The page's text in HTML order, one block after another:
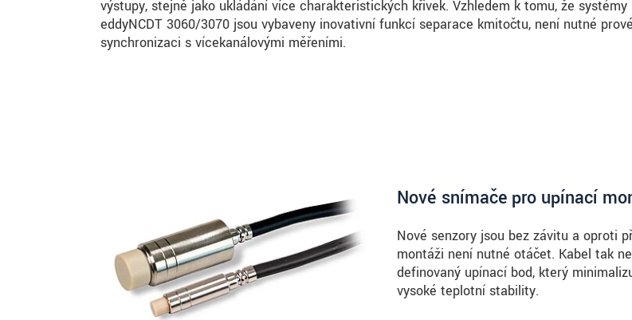
výstupy, stejně jako ukládání více charakteristických křivek. Vzhledem k tomu, že systémy
eddyNCDT 3060/3070 jsou vybaveny inovativní funkcí separace kmitočtu, není nutné
synchronizaci s vícekanálovými měřeními.
Nové snímače pro upínací
Nové senzory jsou bez závitu a oproti
montáži není nutné otáčet. Kabel tak
definovaný upínací bod, který
vysoké teplotní stability.